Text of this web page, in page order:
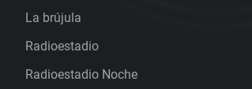
La brújula
Radioestadio
Radioestadio Noche